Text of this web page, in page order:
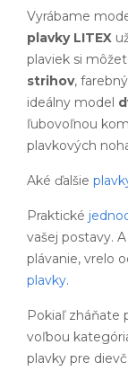
Vyrábame
plavky LITEX
plaviek si
strihov,
ideálny model
ľubovoľnou
plavkových
Aké ďalšie
Praktické
vašej postavy.
plávanie, vrelo
plavky.
Pokiaľ zháňate
voľbou
plavky pre